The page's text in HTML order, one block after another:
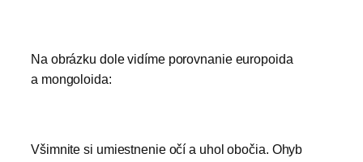
Na obrázku dole vidíme porovnanie europoida
a mongoloida:
Všimnite si umiestnenie očí a uhol obočia. Ohyb